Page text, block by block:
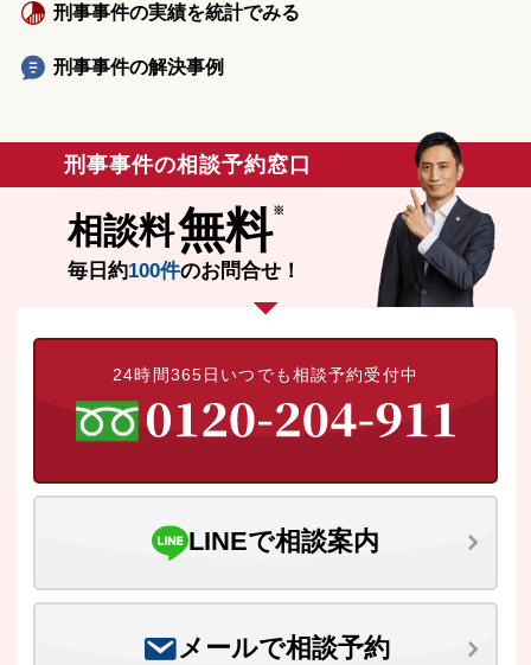
刑事事件の実績を統計でみる
刑事事件の解決事例
刑事事件の相談予約窓口
相談料無料
毎日約100件のお問合せ！
24時間365日いつでも相談予約受付中
LINEで相談案内
メールで相談予約